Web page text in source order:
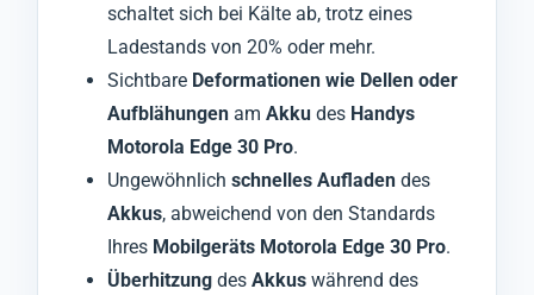
schaltet sich bei Kälte ab, trotz eines
Ladestands von 20% oder mehr.
Sichtbare Deformationen wie Dellen oder
Aufblähungen am Akku des Handys
Motorola Edge 30 Pro.
Ungewöhnlich schnelles Aufladen des
Akkus, abweichend von den Standards
Ihres Mobilgeräts Motorola Edge 30 Pro.
Überhitzung des Akkus während des